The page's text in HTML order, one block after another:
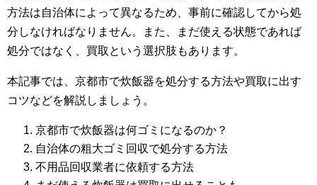
方法は自治体によって異なるため、事前に確認してから処
分しなければなりません。また、まだ使える状態であれば
処分ではなく、買取という選択肢もあります。
本記事では、京都市で炊飯器を処分する方法や買取に出す
コツなどを解説しましょう。
京都市で炊飯器は何ゴミになるのか？
自治体の粗大ゴミ回収で処分する方法
不用品回収業者に依頼する方法